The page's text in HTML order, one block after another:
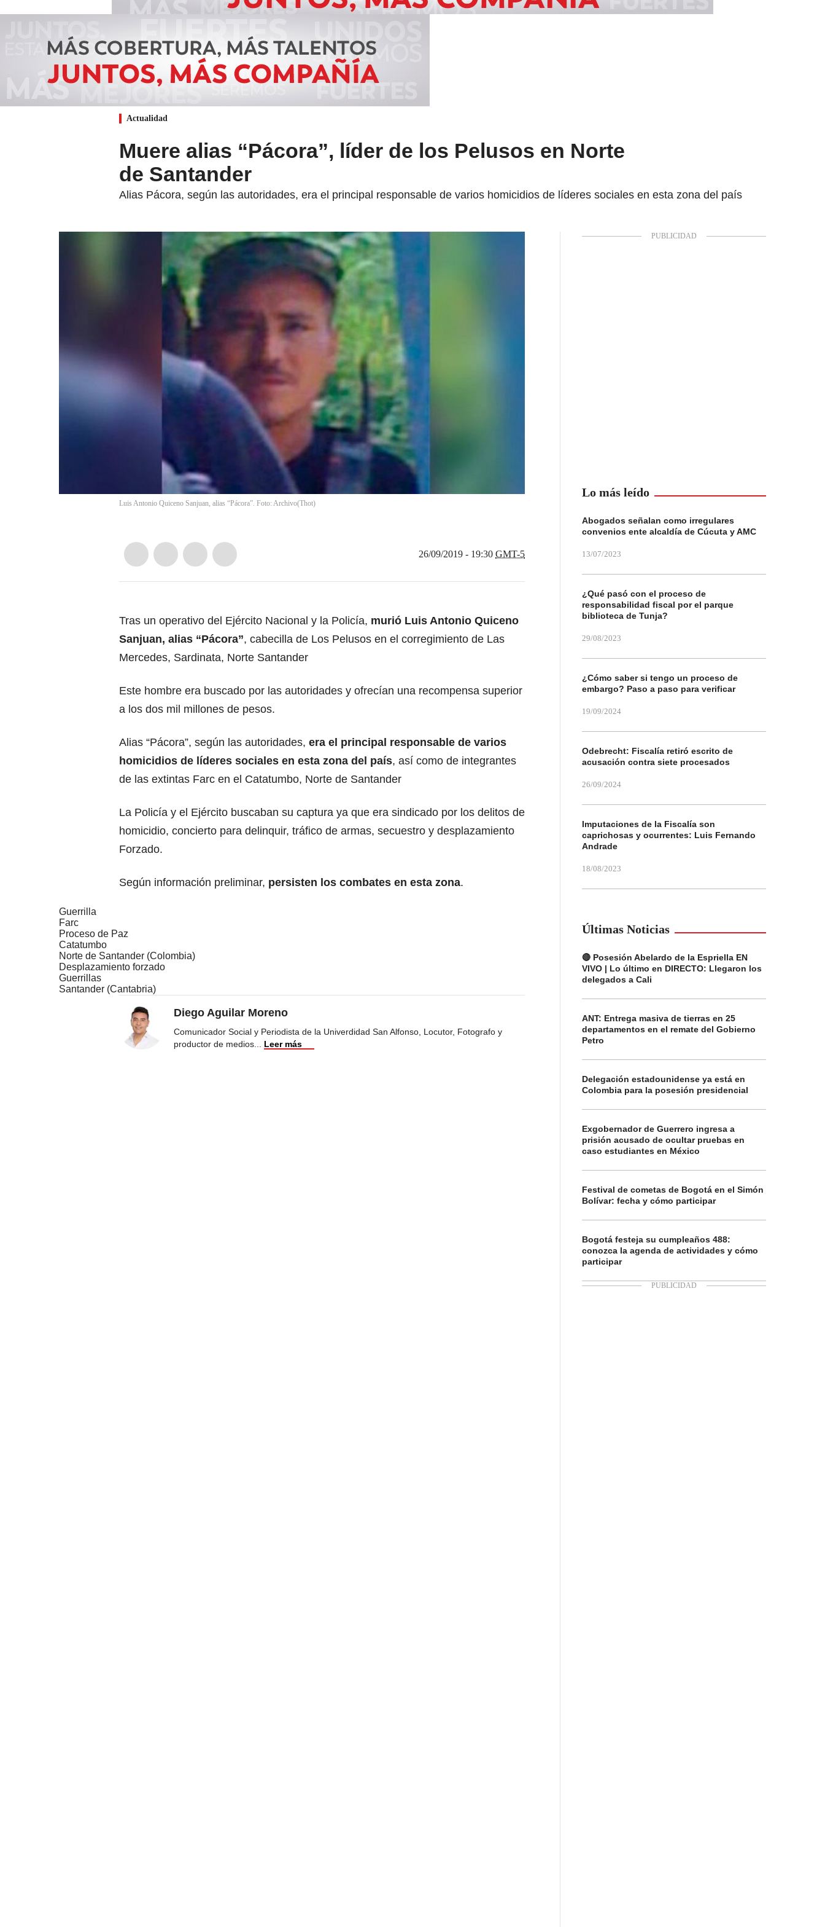
Actualidad
Muere alias “Pácora”, líder de los Pelusos en Norte
de Santander
Alias Pácora, según las autoridades, era el principal responsable de varios homicidios de líderes sociales en esta zona del país
Luis Antonio Quiceno Sanjuan, alias “Pácora”. Foto: Archivo(Thot)
26/09/2019 - 19:30 GMT-5
Tras un operativo del Ejército Nacional y la Policía, murió Luis Antonio Quiceno
Sanjuan, alias “Pácora”, cabecilla de Los Pelusos en el corregimiento de Las
Mercedes, Sardinata, Norte Santander
Este hombre era buscado por las autoridades y ofrecían una recompensa superior
a los dos mil millones de pesos.
Alias “Pácora”, según las autoridades, era el principal responsable de varios
homicidios de líderes sociales en esta zona del país, así como de integrantes
de las extintas Farc en el Catatumbo, Norte de Santander
La Policía y el Ejército buscaban su captura ya que era sindicado por los delitos de
homicidio, concierto para delinquir, tráfico de armas, secuestro y desplazamiento
Forzado.
Según información preliminar, persisten los combates en esta zona.
Guerrilla
Farc
Proceso de Paz
Catatumbo
Norte de Santander (Colombia)
Desplazamiento forzado
Guerrillas
Santander (Cantabria)
Diego Aguilar Moreno
Comunicador Social y Periodista de la Univerdidad San Alfonso, Locutor, Fotografo y
productor de medios
Leer más
Lo más leído
Abogados señalan como irregulares
convenios ente alcaldía de Cúcuta y AMC
13/07/2023
¿Qué pasó con el proceso de
responsabilidad fiscal por el parque
biblioteca de Tunja?
29/08/2023
¿Cómo saber si tengo un proceso de
embargo? Paso a paso para verificar
19/09/2024
Odebrecht: Fiscalía retiró escrito de
acusación contra siete procesados
26/09/2024
Imputaciones de la Fiscalía son
caprichosas y ocurrentes: Luis Fernando
Andrade
18/08/2023
Últimas Noticias
🔴 Posesión Abelardo de la Espriella EN
VIVO | Lo último en DIRECTO: Llegaron los
delegados a Cali
ANT: Entrega masiva de tierras en 25
departamentos en el remate del Gobierno
Petro
Delegación estadounidense ya está en
Colombia para la posesión presidencial
Exgobernador de Guerrero ingresa a
prisión acusado de ocultar pruebas en
caso estudiantes en México
Festival de cometas de Bogotá en el Simón
Bolívar: fecha y cómo participar
Bogotá festeja su cumpleaños 488:
conozca la agenda de actividades y cómo
participar